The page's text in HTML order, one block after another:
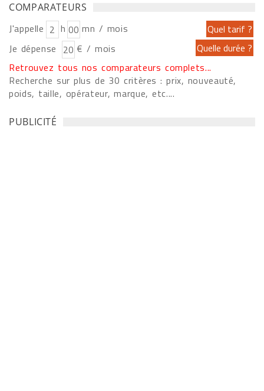
COMPARATEURS
J'appelle h
mn / mois
Je dépense
€ / mois
Retrouvez tous nos comparateurs complets...
Recherche sur plus de 30 critères : prix, nouveauté,
poids, taille, opérateur, marque, etc....
PUBLICITÉ